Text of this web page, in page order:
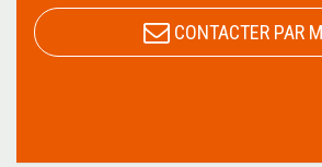
CONTACTER PAR